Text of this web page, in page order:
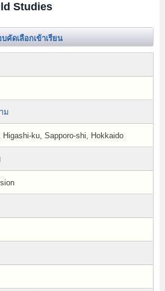
Studies
คัดเลือกเข้าเรียน
ม
ku, Sapporo-shi, Hokkaido